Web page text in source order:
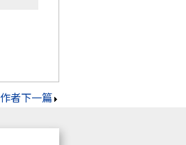
作者下一篇